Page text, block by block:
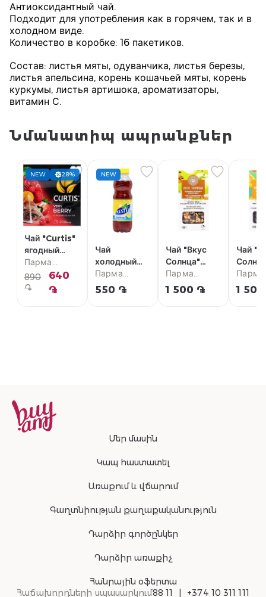
Антиоксидантный чай.
Подходит для употребления как в горячем, так и в
холодном виде.
Количество в коробке: 16 пакетиков.
Состав: листья мяты, одуванчика, листья березы,
листья апельсина, корень кошачьей мяты, корень
куркумы, листья артишока, ароматизаторы,
витамин С.
Նմանատիպ ապրանքներ
NEW 28%
Чай "Curtis"
ягодный
30.6г
Парма
супермаркет
890
֏
640
֏
NEW
Чай
холодный
"Nestea"
лимон
Парма
супермаркет
550 ֏
Чай "Вкус
Солнца"
зеленый,
яблоко,
Парма
супермаркет
1 500 ֏
Чай
Парма
1
Մեր մասին
Կապ հաստատել
Առաքում և վճարում
Գաղտնիության քաղաքականություն
Դարձիր գործընկեր
Դարձիր առաքիչ
Հանրային օֆերտա
Հաճախորդների սպասարկում88 11 +374 10 311 111